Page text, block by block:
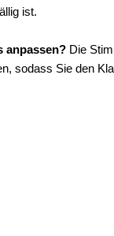
ist.
anpassen? Die
sodass Sie den